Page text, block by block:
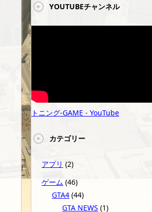
YOUTUBEチャンネル
トニング-GAME - YouTube
カテゴリー
アプリ (2)
ゲーム (46)
GTA4 (44)
GTA NEWS (1)